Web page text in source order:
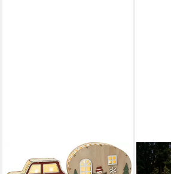
Dekoobjekt Caravan - aus